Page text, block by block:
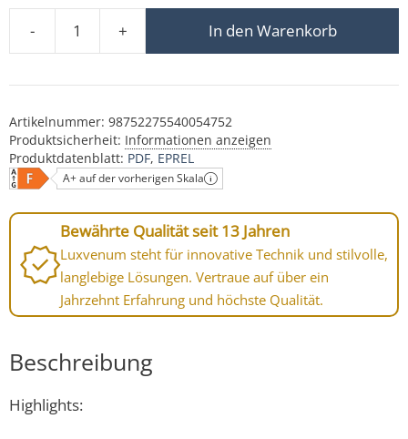
-
LED-Einbaustrahler extra flach 25mm 230V
+ In den Warenkorb
Artikelnummer: 98752275540054752
Produktsicherheit: Informationen anzeigen
Produktdatenblatt: PDF EPREL
A+ auf der vorherigen Skala
Bewährte Qualität seit 13 Jahren
Luxvenum steht für innovative Technik und stilvolle,
langlebige Lösungen. Vertraue auf über ein
Jahrzehnt Erfahrung und höchste Qualität.
Beschreibung
Highlights: